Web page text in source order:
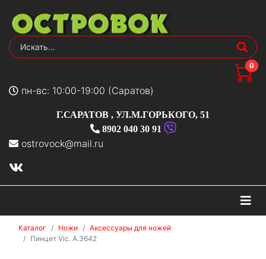
0
пн-вс: 10:00-19:00 (Саратов)
Г.САРАТОВ , УЛ.М.ГОРЬКОГО, 51
8902 040 30 91
ostrovock@mail.ru
Каталог Ножи
Аксессуары для ножей
Пинцет Vic. А.3642